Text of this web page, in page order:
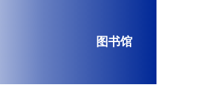
图书馆